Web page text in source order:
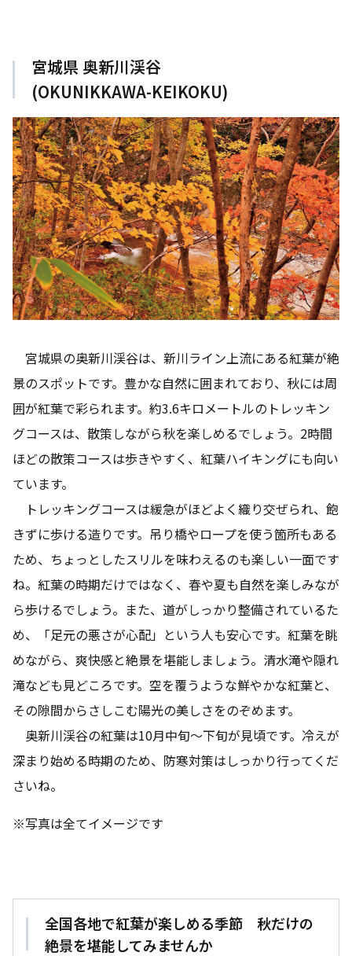
宮城県 奥新川渓谷
(OKUNIKKAWA-KEIKOKU)
宮城県の奥新川渓谷は、新川ライン上流にある紅葉が絶
景のスポットです。豊かな自然に囲まれており、秋には周
囲が紅葉で彩られます。約3.6キロメートルのトレッキン
グコースは、散策しながら秋を楽しめるでしょう。2時間
ほどの散策コースは歩きやすく、紅葉ハイキングにも向い
ています。
トレッキングコースは緩急がほどよく織り交ぜられ、飽
きずに歩ける造りです。吊り橋やロープを使う箇所もある
ため、ちょっとしたスリルを味わえるのも楽しい一面です
ね。紅葉の時期だけではなく、春や夏も自然を楽しみなが
ら歩けるでしょう。また、道がしっかり整備されているた
め、「足元の悪さが心配」という人も安心です。紅葉を眺
めながら、爽快感と絶景を堪能しましょう。清水滝や隠れ
滝なども見どころです。空を覆うような鮮やかな紅葉と、
その隙間からさしこむ陽光の美しさをのぞめます。
奥新川渓谷の紅葉は10月中旬～下旬が見頃です。冷えが
深まり始める時期のため、防寒対策はしっかり行ってくだ
さいね。
※写真は全てイメージです
全国各地で紅葉が楽しめる季節 秋だけの
絶景を堪能してみませんか